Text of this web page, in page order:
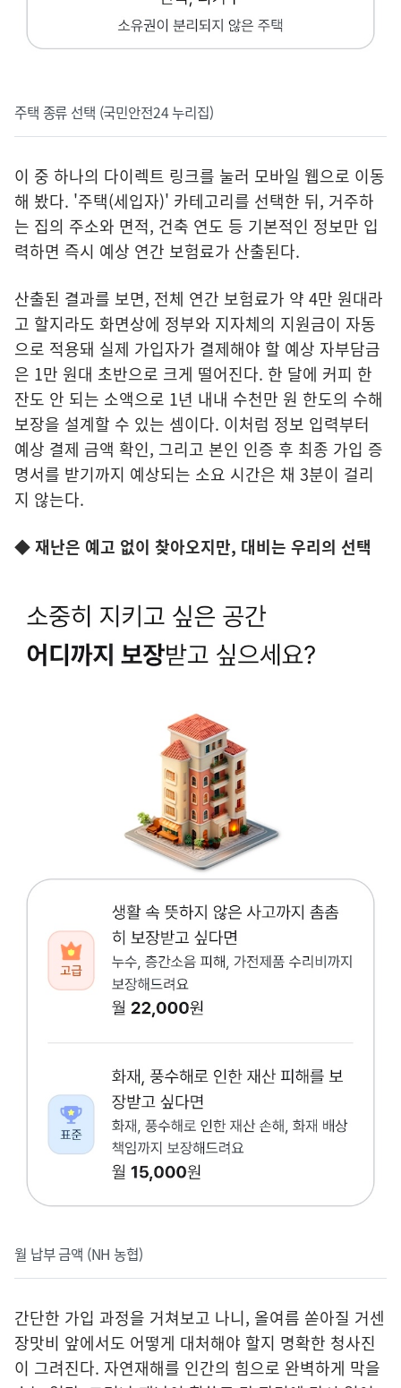
주택 종류 선택 (국민안전24 누리집)
이 중 하나의 다이렉트 링크를 눌러 모바일 웹으로 이동
해 봤다. '주택(세입자)' 카테고리를 선택한 뒤, 거주하
는 집의 주소와 면적, 건축 연도 등 기본적인 정보만 입
력하면 즉시 예상 연간 보험료가 산출된다.
산출된 결과를 보면, 전체 연간 보험료가 약 4만 원대라
고 할지라도 화면상에 정부와 지자체의 지원금이 자동
으로 적용돼 실제 가입자가 결제해야 할 예상 자부담금
은 1만 원대 초반으로 크게 떨어진다. 한 달에 커피 한
잔도 안 되는 소액으로 1년 내내 수천만 원 한도의 수해
보장을 설계할 수 있는 셈이다. 이처럼 정보 입력부터
예상 결제 금액 확인, 그리고 본인 인증 후 최종 가입 증
명서를 받기까지 예상되는 소요 시간은 채 3분이 걸리
지 않는다.
◆ 재난은 예고 없이 찾아오지만, 대비는 우리의 선택
월 납부 금액 (NH 농협)
간단한 가입 과정을 거쳐보고 나니, 올여름 쏟아질 거센
장맛비 앞에서도 어떻게 대처해야 할지 명확한 청사진
이 그려진다. 자연재해를 인간의 힘으로 완벽하게 막을